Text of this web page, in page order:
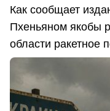
Как сообщает
Пхеньяном якобы
области ракетное